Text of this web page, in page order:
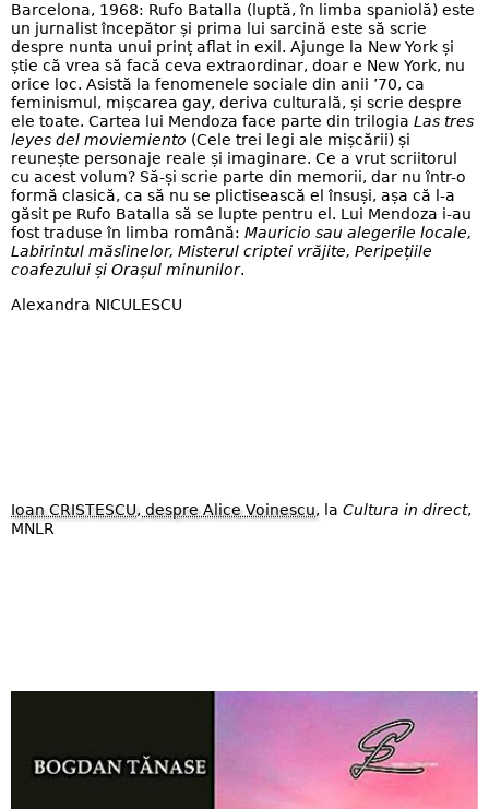
Barcelona, 1968: Rufo Batalla (luptă, în limba spaniolă) este
un jurnalist începător și prima lui sarcină este să scrie
despre nunta unui prinț aflat in exil. Ajunge la New York și
știe că vrea să facă ceva extraordinar, doar e New York, nu
orice loc. Asistă la fenomenele sociale din anii ’70, ca
feminismul, mișcarea gay, deriva culturală, și scrie despre
ele toate. Cartea lui Mendoza face parte din trilogia Las tres
leyes del moviemiento (Cele trei legi ale mișcării) și
reunește personaje reale și imaginare. Ce a vrut scriitorul
cu acest volum? Să-și scrie parte din memorii, dar nu într-o
formă clasică, ca să nu se plictisească el însuși, așa că l-a
găsit pe Rufo Batalla să se lupte pentru el. Lui Mendoza i-au
fost traduse în limba română: Mauricio sau alegerile locale,
Labirintul măslinelor, Misterul criptei vrăjite, Peripețiile
coafezului și Orașul minunilor.
Alexandra NICULESCU
Ioan CRISTESCU, despre Alice Voinescu, la Cultura in direct,
MNLR